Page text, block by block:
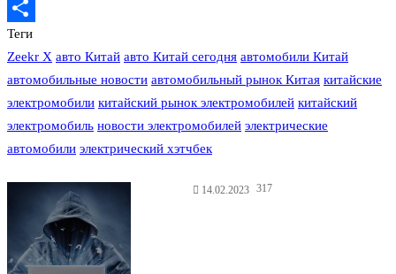
Messenger
Отправить
Теги
Zeekr X авто Китай авто Китай сегодня автомобили Китай
автомобильные новости автомобильный рынок Китая китайские
электромобили китайский рынок электромобилей китайский
электромобиль новости электромобилей электрические
автомобили электрический хэтчбек
14.02.2023 317